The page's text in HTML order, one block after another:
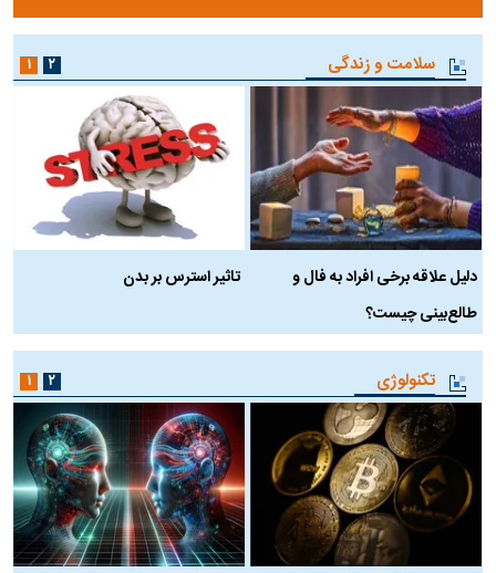
سلامت و زندگی
دلیل علاقه برخی افراد به فال و
طالع‌بینی چیست؟
تاثیر استرس بر بدن
۱ ۲
تکنولوژی ۱ ۲